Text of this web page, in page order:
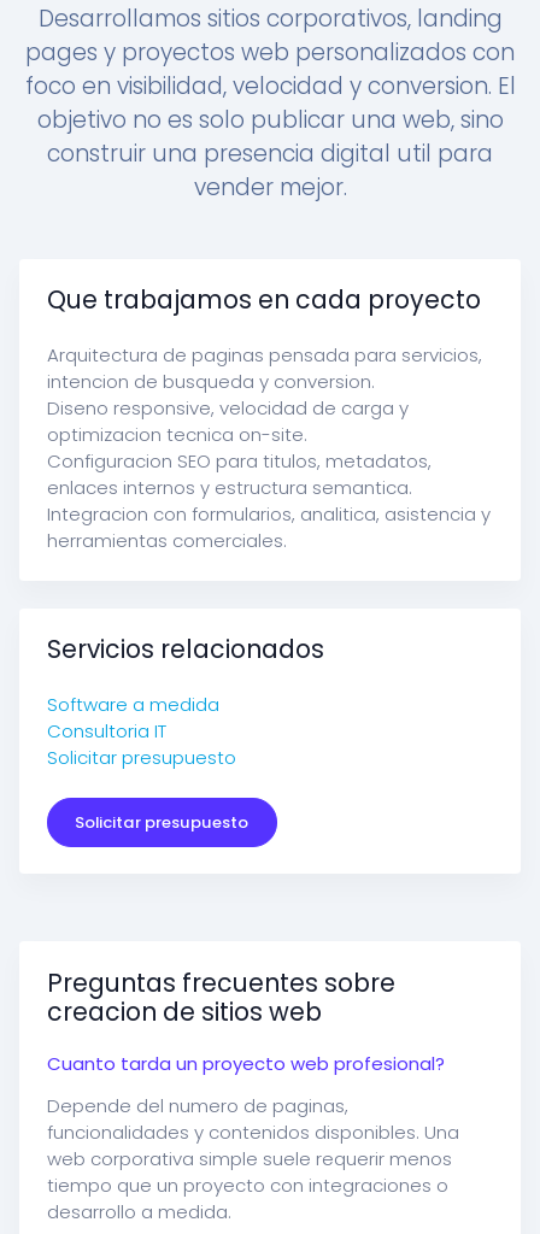
Desarrollamos sitios corporativos, landing
pages y proyectos web personalizados con
foco en visibilidad, velocidad y conversion. El
objetivo no es solo publicar una web, sino
construir una presencia digital util para
vender mejor.
Que trabajamos en cada proyecto
Arquitectura de paginas pensada para servicios,
intencion de busqueda y conversion.
Diseno responsive, velocidad de carga y
optimizacion tecnica on-site.
Configuracion SEO para titulos, metadatos,
enlaces internos y estructura semantica.
Integracion con formularios, analitica, asistencia y
herramientas comerciales.
Servicios relacionados
Software a medida
Consultoria IT
Solicitar presupuesto
Solicitar presupuesto
Preguntas frecuentes sobre
creacion de sitios web
Cuanto tarda un proyecto web profesional?
Depende del numero de paginas,
funcionalidades y contenidos disponibles. Una
web corporativa simple suele requerir menos
tiempo que un proyecto con integraciones o
desarrollo a medida.